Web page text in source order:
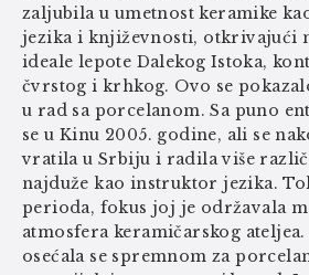
zaljubila u umetnost keramike
jezika i književnosti, otkrivajući
ideale lepote Dalekog Istoka,
čvrstog i krhkog. Ovo se
u rad sa porcelanom. Sa puno
se u Kinu 2005. godine, ali se
vratila u Srbiju i radila više
najduže kao instruktor jezika.
perioda, fokus joj je održavala
atmosfera keramičarskog ateljea.
osećala se spremnom za